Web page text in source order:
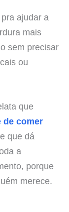
ajudar a
mais
sem precisar
ou
que
de comer
que dá
a
porque
merece.